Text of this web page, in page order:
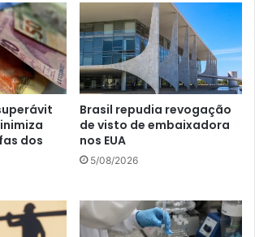
dos
Brasil repudia revogação
de visto de embaixadora
nos EUA
5/08/2026